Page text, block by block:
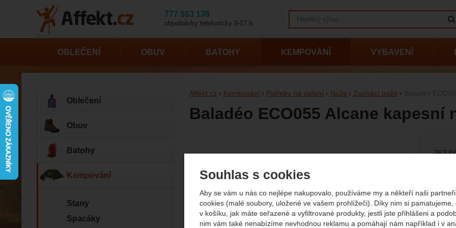
Souhlas s cookies
Aby se vám u nás co nejlépe nakupovalo, používáme my a někteří naši partneři
cookies (malé soubory, uložené ve vašem prohlížeči). Díky nim si pamatujeme,
v košíku, jak máte seřazené a vyfiltrované produkty, jestli jste přihlášeni a
nim vám také nenabízíme nevhodnou reklamu a pomáhají nám například i v
Affekt.cz Kempování Potřeby na vaření Nože Zavírací nože
Baladéo ECO055 Alcane kapesní
Fotografie 762Kč
OBLEČENÍ OBUV BATOHY KEMPOVÁNÍ VYBAVENÍ
Oblečení
Obuv
Batohy
Kempování
Stany
Spacáky
777 563 138
objednávky telefonicky 9-17 h.